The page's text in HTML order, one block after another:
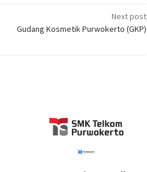
Next post
Gudang Kosmetik Purwokerto (GKP)